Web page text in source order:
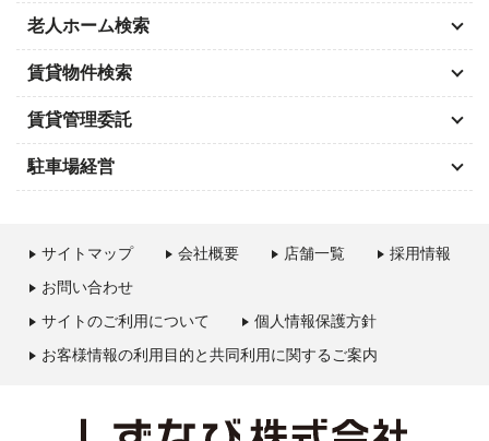
老人ホーム検索
賃貸物件検索
賃貸管理委託
駐車場経営
サイトマップ 会社概要 店舗一覧
採用情報
お問い合わせ
サイトのご利用について
個人情報保護方針
お客様情報の利用目的と共同利用に関するご案内